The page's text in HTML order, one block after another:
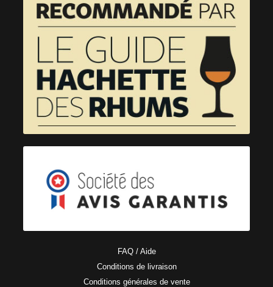
FAQ / Aide
Conditions de livraison
Conditions générales de vente